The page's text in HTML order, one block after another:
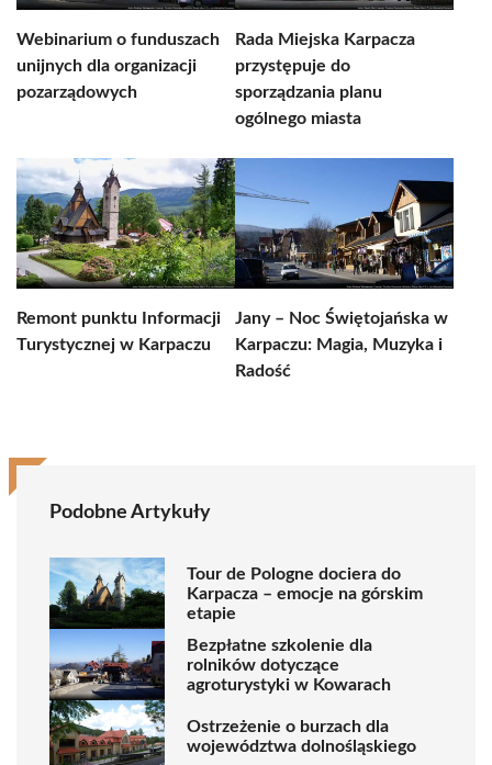
Webinarium o funduszach
unijnych dla organizacji
pozarządowych
Rada Miejska Karpacza
przystępuje do
sporządzania planu
ogólnego miasta
Remont punktu Informacji
Turystycznej w Karpaczu
Jany – Noc Świętojańska w
Karpaczu: Magia, Muzyka i
Radość
Podobne Artykuły
Tour de Pologne dociera do
Karpacza – emocje na górskim
etapie
Bezpłatne szkolenie dla
rolników dotyczące
agroturystyki w Kowarach
Ostrzeżenie o burzach dla
województwa dolnośląskiego